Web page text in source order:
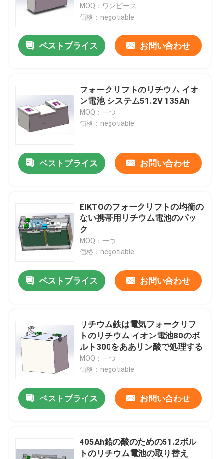
MOQ：ワンピース
価格：negotiable
ベストプライス お問い合わせ
フォークリフトのリチウム イオ
ン電池 システム51.2V 135Ah
MOQ：一つ
価格：negotiable
ベストプライス お問い合わせ
EIKTOのフォークリフトの均衡の
ない携帯用リチウム電池のパッ
ク
MOQ：一つ
価格：negotiable
ベストプライス お問い合わせ
リチウム鉄は電気フォークリフ
トのリチウム イオン電池80のボ
ルト300をああリン酸で処理する
MOQ：一つ
価格：negotiable
ベストプライス お問い合わせ
405Ah鉛の酸のための51.2ボル
トのリチウム電池の取り替え